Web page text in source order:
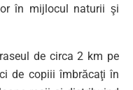
în mijlocul naturii şi
de circa 2 km pe
de copiii îmbrăcaţi în